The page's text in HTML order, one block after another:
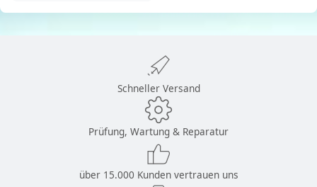
Schneller Versand
Prüfung, Wartung & Reparatur
über 15.000 Kunden vertrauen uns